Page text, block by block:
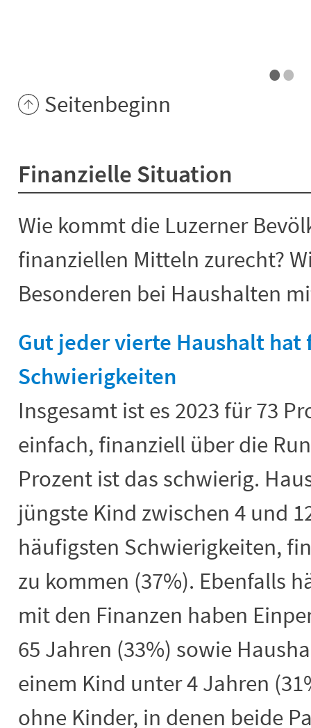
••
Seitenbeginn
Finanzielle Situation
Wie kommt die Luzerner
finanziellen Mitteln zurecht?
Besonderen bei Haushalten
Gut jeder vierte Haushalt hat
Schwierigkeiten
Insgesamt ist es 2023 für 73
einfach, finanziell über die
Prozent ist das schwierig.
jüngste Kind zwischen 4 und
häufigsten Schwierigkeiten,
zu kommen (37%). Ebenfalls
mit den Finanzen haben
65 Jahren (33%) sowie
einem Kind unter 4 Jahren
ohne Kinder, in denen beide